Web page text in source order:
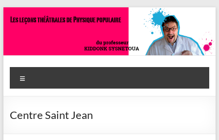
au
Savoir
en
actes
Centre Saint Jean